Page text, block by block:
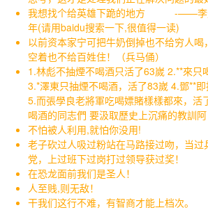
我想找个给英雄下跪的地方 -——李
年(请用baidu搜索一下,很值得一读)
以前资本家宁可把牛奶倒掉也不给穷人
空着也不给百姓住！（兵马俑）
1.林彪不抽煙不喝酒只活了63嵗 2.**來只
3.*澤東只抽煙不喝酒，活了83嵗 4.鄧**
5.而張學良老將軍吃喝嫖賭樣樣都來，活
喝酒的同志們 要汲取歷史上沉痛的教訓阿
不怕被人利用,就怕你没用!
老子砍过人吸过粉站在马路接过吻，当
党，上过班下过岗打过领导获过奖！
在恐龙面前我们是圣人！
人至贱,则无敌！
干我们这行不难，有智商才能上档次。